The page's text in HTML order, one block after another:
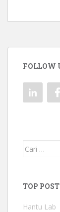
FOLLOW
Mencari:
TOP
Hantu Lab